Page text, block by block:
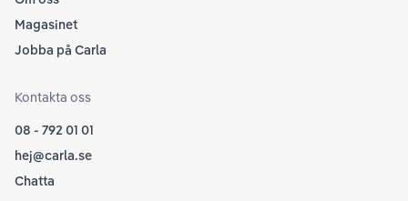
Magasinet
Jobba på Carla
Kontakta oss
08 - 792 01 01
hej@carla.se
Chatta